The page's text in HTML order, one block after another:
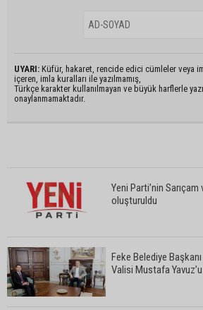
UYARI: Küfür, hakaret, rencide edici cümleler veya
içeren, imla kuralları ile yazılmamış,
Türkçe karakter kullanılmayan ve büyük harflerle
onaylanmamaktadır.
Yeni Parti’nin
oluşturuldu
Feke Belediye
Valisi Mustafa